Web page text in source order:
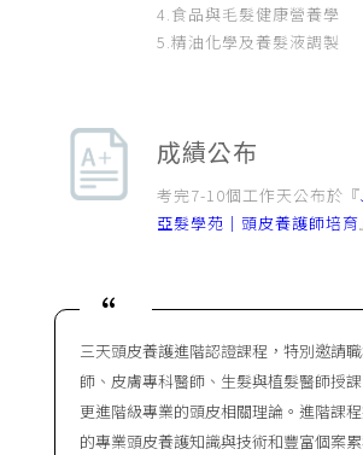
4.食品與毛髮健康營養學
5.精油化學及養髮液調製
成績公布
考完7-10個工作天公布於『
亞髮學苑｜頭皮養護師培育
“
三天頭皮養護進階認證課程，特別邀請
師、皮膚專科醫師、生髮與植髮醫師授
更進階級專業的頭皮相關理論。進階課
的專業頭皮養護知識與技術和豐富個案